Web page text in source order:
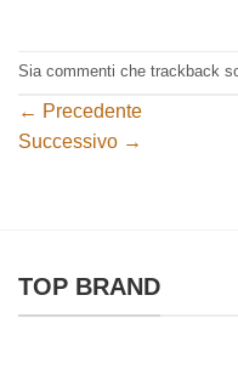
Sia commenti che trackback
← Precedente
Successivo →
TOP BRAND